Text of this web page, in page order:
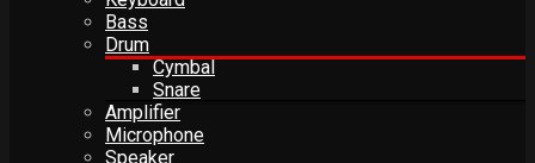
Bass
Drum
Cymbal
Snare
Amplifier
Microphone
Speaker